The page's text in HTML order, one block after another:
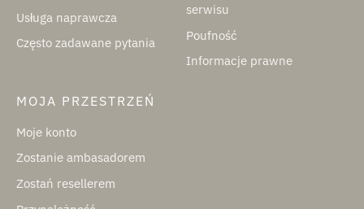
Usługa naprawcza
Często zadawane pytania
serwisu
Poufność
Informacje prawne
MOJA PRZESTRZEŃ
Moje konto
Zostanie ambasadorem
Zostań resellerem